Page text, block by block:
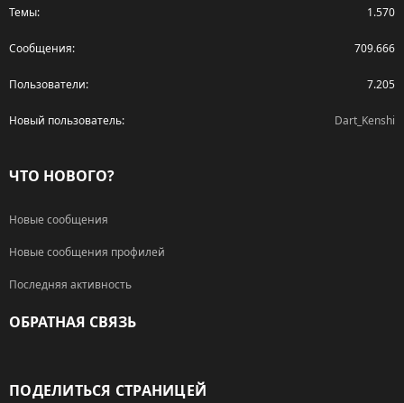
Темы 1.570
Сообщения 709.666
Пользователи 7.205
Новый пользователь Dart_Kenshi
ЧТО НОВОГО?
Новые сообщения
Новые сообщения профилей
Последняя активность
ОБРАТНАЯ СВЯЗЬ
ПОДЕЛИТЬСЯ СТРАНИЦЕЙ